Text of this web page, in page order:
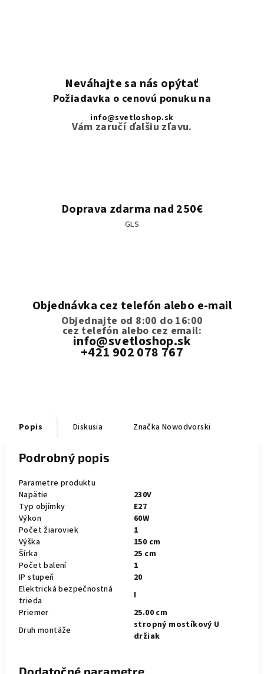
Neváhajte sa nás opýtať
Požiadavka o cenovú ponuku na
info@svetloshop.sk
Vám zaručí ďalšiu zľavu.
Doprava zdarma nad 250€
GLS
Objednávka cez telefón alebo e-mail
Objednajte od 8:00 do 16:00
cez telefón alebo cez email:
info@svetloshop.sk
+421 902 078 767
Popis Diskusia Značka Nowodvorski
Podrobný popis
Parametre produktu
Napätie
230V
Typ objímky
E27
Výkon
60W
Počet žiaroviek
1
Výška
150 cm
Šírka
25 cm
Počet balení
1
IP stupeň
20
Elektrická bezpečnostná
trieda
I
Priemer
25.00 cm
Druh montáže
stropný mostíkový U
držiak
Dodatočné parametre